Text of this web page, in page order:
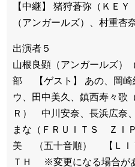
【中継】 猪狩蒼弥（ＫＥ
（アンガールズ）、村重杏
出演者５
山根良顕（アンガールズ）
部 【ゲスト】 あの、岡崎
ウ、田中美久、鎮西寿々
Ｒ） 中川安奈、長浜広奈
まな（ＦＲＵＩＴＳ ＺＩ
美 （五十音順） 【ＬＩ
ＴＨ ※変更になる場合が